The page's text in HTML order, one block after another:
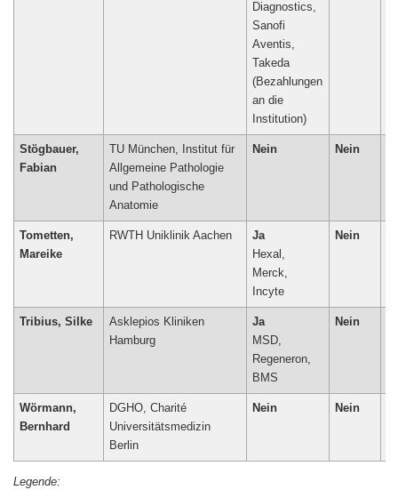
Diagnostics,
Sanofi
Aventis,
Takeda
(Bezahlungen
an die
Institution)
Stögbauer,
Fabian
TU München, Institut für
Allgemeine Pathologie
und Pathologische
Anatomie
Nein Nein
Tometten,
Mareike
RWTH Uniklinik Aachen
Ja
Hexal,
Merck,
Incyte
Nein
Tribius, Silke
Asklepios Kliniken
Hamburg
Ja
MSD,
Regeneron,
BMS
Nein
Wörmann,
Bernhard
DGHO, Charité
Universitätsmedizin
Berlin
Nein Nein